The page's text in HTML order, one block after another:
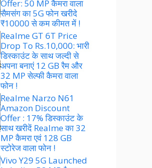
Offer: 50 MP कैमरा वाला
सैमसंग का 5G फोन खरीदे
₹10000 से कम कीमत में !
Realme GT 6T Price
Drop To Rs.10,000: भारी
डिस्काउंट के साथ जल्दी से
अपना बनाएं 12 GB रैम और
32 MP सेल्फी कैमरा वाला
फोन !
Realme Narzo N61
Amazon Discount
Offer : 17% डिस्काउंट के
साथ खरीदें Realme का 32
MP कैमरा एवं 128 GB
स्टोरेज वाला फोन !
Vivo Y29 5G Launched